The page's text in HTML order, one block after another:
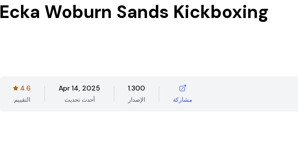
Ecka Woburn Sands Kickboxing
4.6
التقييم
Apr 14, 2025
أحدث تحديث
1.300
الإصدار مشاركة